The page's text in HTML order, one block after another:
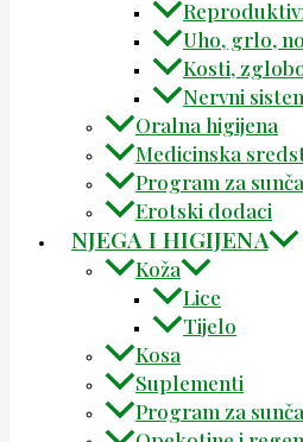
Uho, grlo,
Kosti,
Nervni
Oralna higijena
Medicinska
Program za
Erotski dodaci
NJEGA I HIGIJENA
Koža
Lice
Tijelo
Kosa
Suplementi
Program za